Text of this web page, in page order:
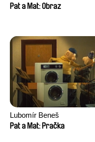
Pat a Mat: Obraz
Lubomír Beneš
Pat a Mat: Pračka